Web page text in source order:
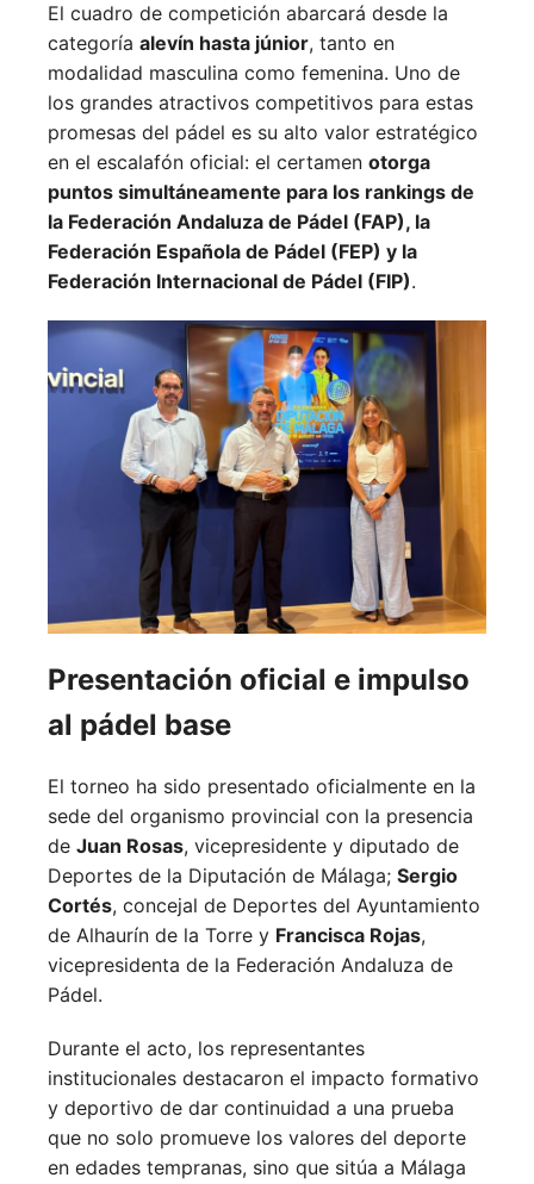
El cuadro de competición abarcará desde la
categoría alevín hasta júnior, tanto en
modalidad masculina como femenina. Uno de
los grandes atractivos competitivos para estas
promesas del pádel es su alto valor estratégico
en el escalafón oficial: el certamen otorga
puntos simultáneamente para los rankings de
la Federación Andaluza de Pádel (FAP), la
Federación Española de Pádel (FEP) y la
Federación Internacional de Pádel (FIP).
Presentación oficial e impulso
al pádel base
El torneo ha sido presentado oficialmente en la
sede del organismo provincial con la presencia
de Juan Rosas, vicepresidente y diputado de
Deportes de la Diputación de Málaga; Sergio
Cortés, concejal de Deportes del Ayuntamiento
de Alhaurín de la Torre y Francisca Rojas,
vicepresidenta de la Federación Andaluza de
Pádel.
Durante el acto, los representantes
institucionales destacaron el impacto formativo
y deportivo de dar continuidad a una prueba
que no solo promueve los valores del deporte
en edades tempranas, sino que sitúa a Málaga